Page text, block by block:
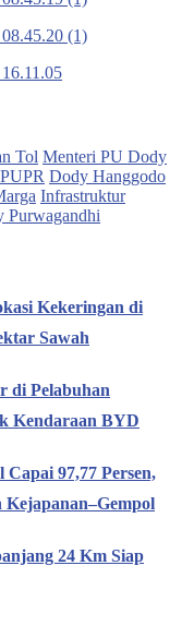
Tol Menteri PU Dody
Dody Hanggodo
Infrastruktur
Purwagandhi
Kekeringan di
Sawah
di Pelabuhan
Kendaraan BYD
97,77 Persen,
Kejapanan–Gempol
24 Km Siap